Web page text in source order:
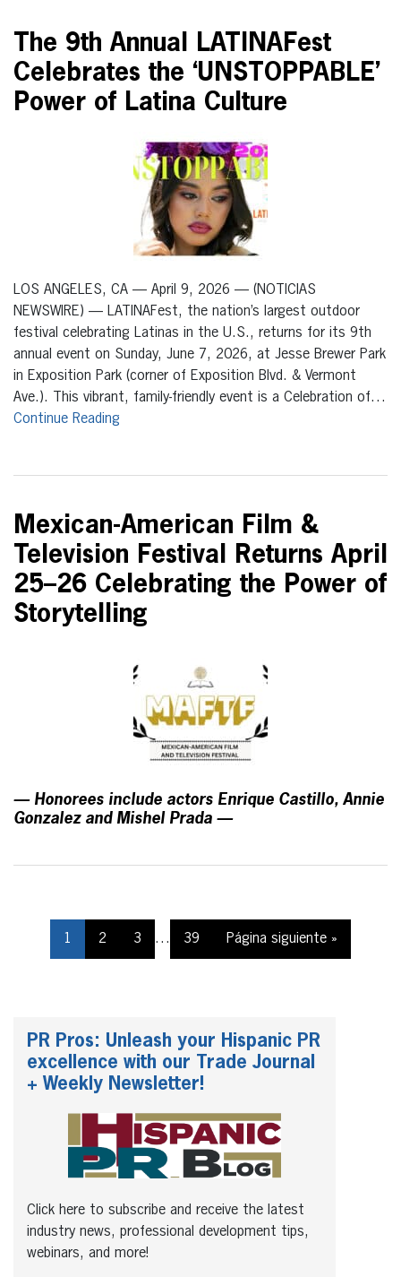
The 9th Annual LATINAFest
Celebrates the ‘UNSTOPPABLE’
Power of Latina Culture
LOS ANGELES, CA — April 9, 2026 — (NOTICIAS
NEWSWIRE) — LATINAFest, the nation’s largest outdoor
festival celebrating Latinas in the U.S., returns for its 9th
annual event on Sunday, June 7, 2026, at Jesse Brewer Park
in Exposition Park (corner of Exposition Blvd. & Vermont
Ave.). This vibrant, family-friendly event is a Celebration of…
Continue Reading
Mexican-American Film &
Television Festival Returns April
25–26 Celebrating the Power of
Storytelling
— Honorees include actors Enrique Castillo, Annie
Gonzalez and Mishel Prada —
1 2 3 … 39 Página siguiente »
PR Pros: Unleash your Hispanic PR
excellence with our Trade Journal
+ Weekly Newsletter!
Click here to subscribe and receive the latest
industry news, professional development tips,
webinars, and more!